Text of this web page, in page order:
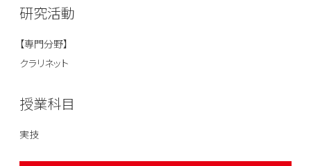
研究活動
【専門分野】
クラリネット
授業科目
実技